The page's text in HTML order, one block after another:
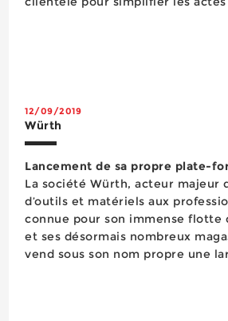
12/09/2019
Würth
Lancement de sa propre plate-
La société Würth, acteur majeur
d’outils et matériels aux
connue pour son immense flotte
et ses désormais nombreux
vend sous son nom propre une